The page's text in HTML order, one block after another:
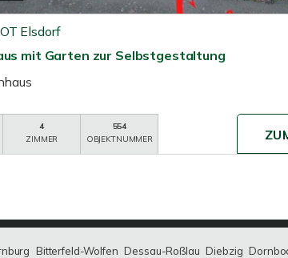
Elsdorf
mit Garten zur Selbstgestaltung
4
ZIMMER
554
OBJEKTNUMMER
Bitterfeld-Wolfen Dessau-Roßlau Diebzig